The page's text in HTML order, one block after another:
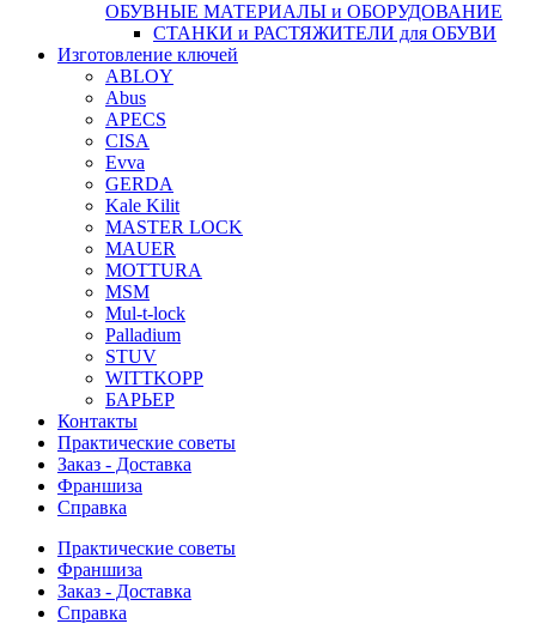
ОБУВНЫЕ МАТЕРИАЛЫ и ОБОРУДОВАНИЕ
СТАНКИ и РАСТЯЖИТЕЛИ для ОБУВИ
Изготовление ключей
ABLOY
Abus
APECS
CISA
Evva
GERDA
Kale Kilit
MASTER LOCK
MAUER
MOTTURA
MSM
Mul-t-lock
Palladium
STUV
WITTKOPP
БАРЬЕР
Контакты
Практические советы
Заказ - Доставка
Франшиза
Справка
Практические советы
Франшиза
Заказ - Доставка
Справка